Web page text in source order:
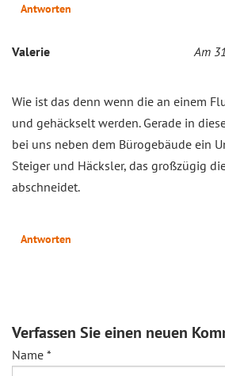
Antworten
Valerie Am
Wie ist das denn wenn die an einem
und gehäckselt werden. Gerade in
bei uns neben dem Bürogebäude ein
Steiger und Häcksler, das großzügig
abschneidet.
Antworten
Verfassen Sie einen neuen
Name *